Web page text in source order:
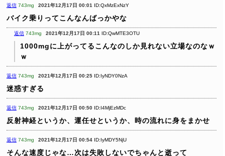
返信 743mg 2021年12月17日 00:01 ID:QxMzExNzY
バイク乗りってこんなんばっかやな
返信 743mg 2021年12月17日 00:11 ID:QwMTE3OTU
1000mgに上がってるこんなのしか見れない立場なのなｗ
ｗ
返信 743mg 2021年12月17日 00:25 ID:IyNDY0NzA
迷惑すぎる
返信 743mg 2021年12月17日 00:50 ID:I4MjEzMDc
反射神経というか、運任せというか、時の流れに身をまかせ
返信 743mg 2021年12月17日 00:54 ID:IyMDY5NjU
そんな速度じゃな…次は失敗しないでちゃんと逝って